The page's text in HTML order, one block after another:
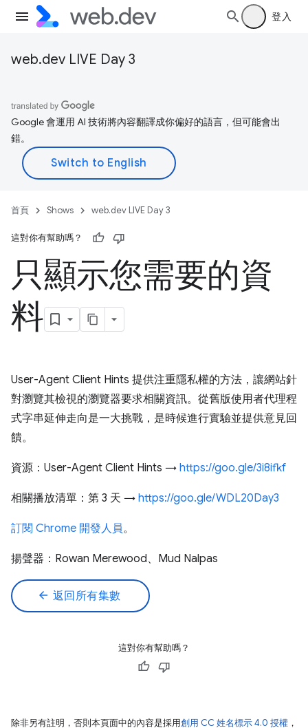
登入
web.dev LIVE Day 3
Google 會運用 AI 技術將內容翻譯成你偏好的語言，但可能會出
錯。
首頁 Shows web.dev LIVE Day 3
這對你有幫助嗎？
只顯示您需要的資
料
User-Agent Client Hints 提供注重隱私權的方法，讓網站針
對瀏覽其檢視的瀏覽器要求相關資訊。從舊版使用者代理程
式字串延伸走向是一大挑戰，是時候進行實驗並提供意見回
饋。
資源：User-Agent Client Hints → https://goo.gle/3i8ifkf
相關播放清單：第 3 天 → https://goo.gle/WDL20Day3
訂閱 Chrome 開發人員。
揚聲器：Rowan Merewood、Mud Nalpas
arrow_back 返回所有集數
這對你有幫助嗎？
除非另有註明，否則本頁面中的內容是採用創用 CC 姓名標示 4.0 授權 ，